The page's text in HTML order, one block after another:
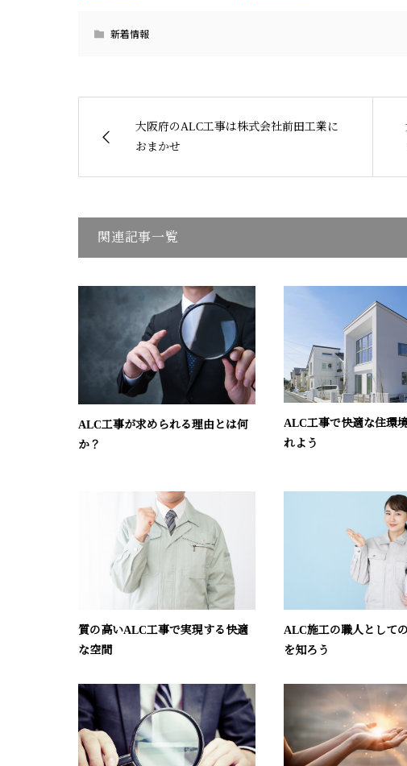
新着情報
大阪府のALC工事は株式会社前田工業に
おまかせ
関連記事一覧
ALC工事が求められる理由とは何
か？
ALC工事で快適な住環
れよう
質の高いALC工事で実現する快適
な空間
ALC施工の職人として
を知ろう